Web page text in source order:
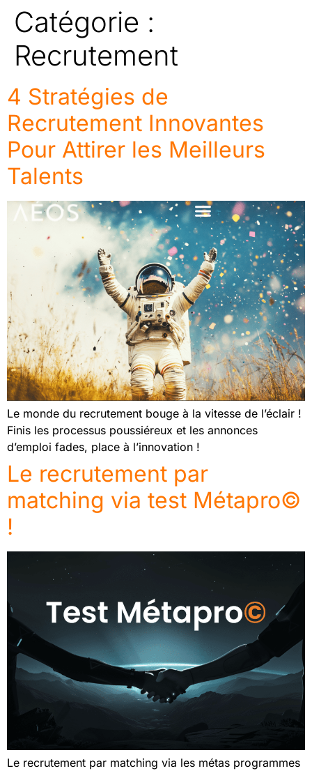
Catégorie :
Recrutement
4 Stratégies de
Recrutement Innovantes
Pour Attirer les Meilleurs
Talents
Le monde du recrutement bouge à la vitesse de l’éclair !
Finis les processus poussiéreux et les annonces
d’emploi fades, place à l’innovation !
Le recrutement par
matching via test Métapro©
!
Le recrutement par matching via les métas programmes